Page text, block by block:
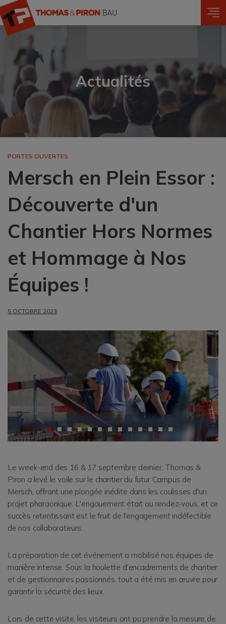
Aller
au
contenu
principal
Actualités
PORTES OUVERTES
Mersch en Plein Essor :
Découverte d'un
Chantier Hors Normes
et Hommage à Nos
Équipes !
5 OCTOBRE 2023
Le week-end des 16 & 17 septembre dernier, Thomas &
Piron a levé le voile sur le chantier du futur Campus de
Mersch, offrant une plongée inédite dans les coulisses d'un
projet pharaonique. L'engouement était au rendez-vous, et ce
succès retentissant est le fruit de l'engagement indéfectible
de nos collaborateurs.
La préparation de cet événement a mobilisé nos équipes de
manière intense. Sous la houlette d'encadrements de chantier
et de gestionnaires passionnés, tout a été mis en œuvre pour
garantir la sécurité des lieux.
Lors de cette visite, les visiteurs ont pu prendre la mesure de